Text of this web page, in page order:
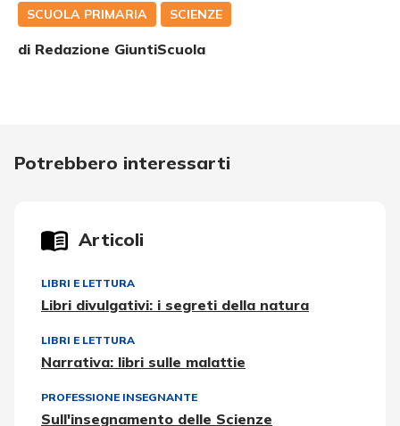
SCUOLA PRIMARIA SCIENZE
di Redazione GiuntiScuola
Potrebbero interessarti
Articoli
LIBRI E LETTURA
Libri divulgativi: i segreti della natura
LIBRI E LETTURA
Narrativa: libri sulle malattie
PROFESSIONE INSEGNANTE
Sull'insegnamento delle Scienze